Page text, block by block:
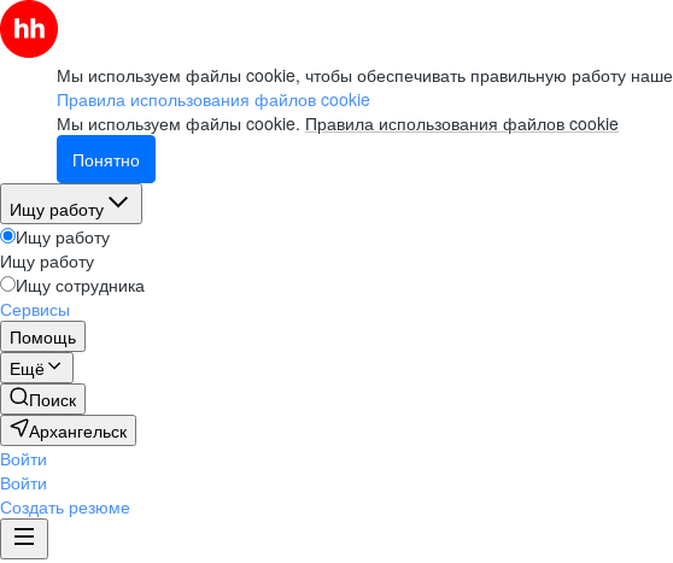
Мы используем файлы cookie, чтобы обеспечивать правильную работу
Правила использования файлов cookie
Мы используем файлы cookie. Правила использования файлов cookie
Понятно
Ищу работу
Ищу работу
Ищу работу
Ищу сотрудника
Сервисы
Помощь
Ещё
Поиск
Архангельск
Войти
Войти
Создать резюме